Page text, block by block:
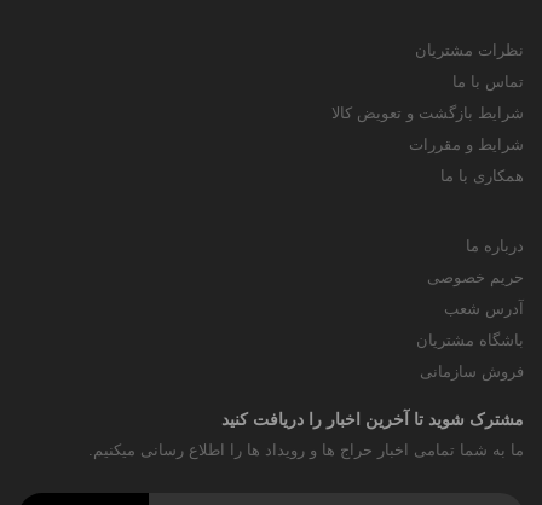
نظرات مشتریان
تماس با ما
شرایط بازگشت و تعویض کالا
شرایط و مقررات
همکاری با ما
درباره ما
حریم خصوصی
آدرس شعب
باشگاه مشتریان
فروش سازمانی
مشترک شوید تا آخرین اخبار را دریافت کنید
ما به شما تمامی اخبار حراج ها و رویداد ها را اطلاع رسانی میکنیم.